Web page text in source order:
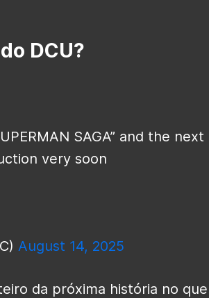
DCU?
SAGA” and the next
very soon
August 14, 2025
da próxima história no que